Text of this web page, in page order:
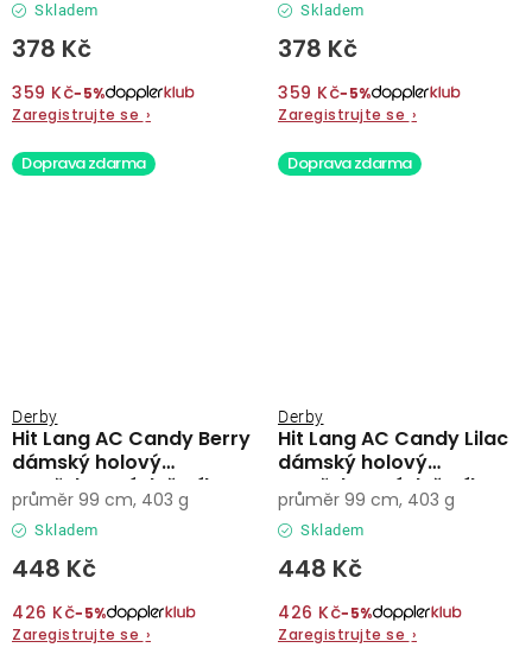
Skladem
378 Kč
359 Kč−5%
Zaregistrujte se ›
Skladem
378 Kč
359 Kč−5%
Zaregistrujte se ›
Doprava zdarma
Hit Lang AC Candy Berry
dámský holový
vystřelovací deštník
Derby
Skladem
448 Kč
426 Kč−5%
Zaregistrujte se ›
průměr 99 cm, 403 g
Doprava zdarma
Hit Lang AC Candy Lilac
dámský holový
vystřelovací deštník
Derby
Skladem
448 Kč
426 Kč−5%
Zaregistrujte se ›
průměr 99 cm, 403 g